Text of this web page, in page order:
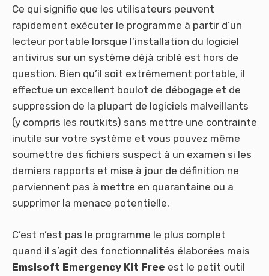
Ce qui signifie que les utilisateurs peuvent
rapidement exécuter le programme à partir d’un
lecteur portable lorsque l’installation du logiciel
antivirus sur un système déjà criblé est hors de
question. Bien qu’il soit extrêmement portable, il
effectue un excellent boulot de débogage et de
suppression de la plupart de logiciels malveillants
(y compris les routkits) sans mettre une contrainte
inutile sur votre système et vous pouvez même
soumettre des fichiers suspect à un examen si les
derniers rapports et mise à jour de définition ne
parviennent pas à mettre en quarantaine ou a
supprimer la menace potentielle.
C’est n’est pas le programme le plus complet
quand il s’agit des fonctionnalités élaborées mais
Emsisoft Emergency Kit Free est le petit outil